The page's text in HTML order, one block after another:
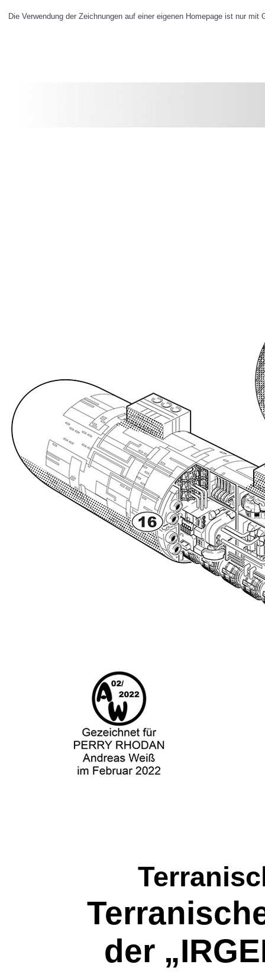
Die Verwendung der Zeichnungen auf einer eigenen Homepage ist nur
der